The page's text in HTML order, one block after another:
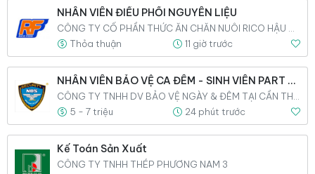
NHÂN VIÊN ĐIỀU PHỐI NGUYÊN LIỆU
CÔNG TY CỔ PHẦN THỨC ĂN CHĂN NUÔI RICO HẬU GIANG
Thỏa thuận
11 giờ trước
NHÂN VIÊN BẢO VỆ CA ĐÊM - SINH VIÊN PART TIME
CÔNG TY TNHH DV BẢO VỆ NGÀY & ĐÊM TẠI CẦN THƠ
5 - 7 triệu
24 phút trước
Kế Toán Sản Xuất
CÔNG TY TNHH THÉP PHƯƠNG NAM 3